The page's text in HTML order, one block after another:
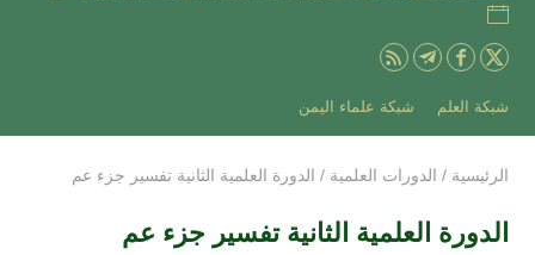
شبكة العلم شبكة علماء اليمن
الرئيسية / الدورات العلمية / الدورة العلمية الثانية تفسير جزء عم
الدورة العلمية الثانية تفسير جزء عم